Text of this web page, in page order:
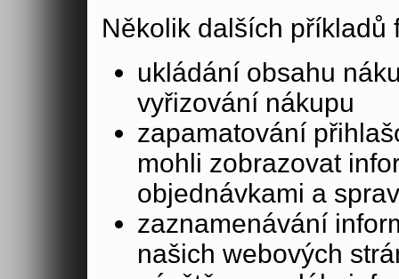
Několik dalších příkladů
ukládání obsahu
vyřizování nákupu
zapamatování
mohli zobrazovat
objednávkami a
zaznamenávání
našich webových